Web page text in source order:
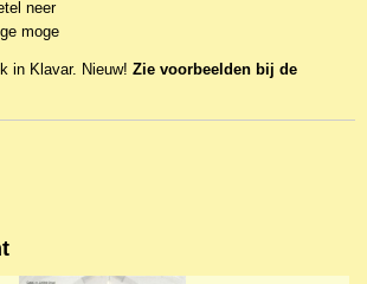
neer
moge
in Klavar. Nieuw! Zie voorbeelden bij de